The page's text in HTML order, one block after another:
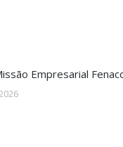
Empresarial